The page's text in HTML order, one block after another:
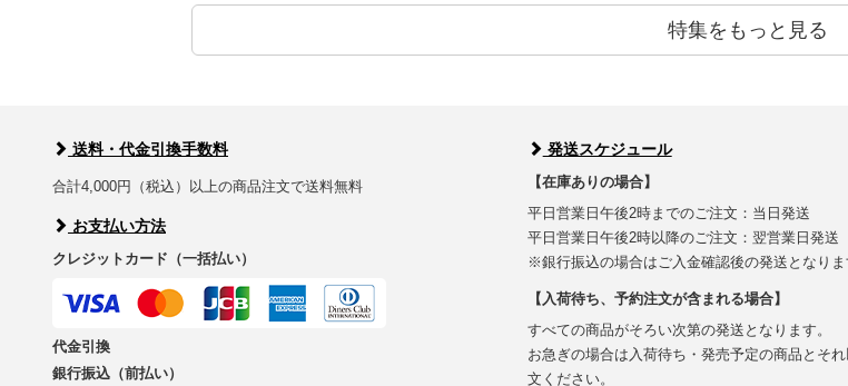
特集をもっと見る
送料・代金引換手数料
合計4,000円（税込）以上の商品注文で送料無料
お支払い方法
クレジットカード（一括払い）
代金引換
銀行振込（前払い）
発送スケジュール
【在庫ありの場合】
平日営業日午後2時までのご注文：当日発送
平日営業日午後2時以降のご注文：翌営業日発送
※銀行振込の場合はご入金確認後の発送となりま
【入荷待ち、予約注文が含まれる場合】
すべての商品がそろい次第の発送となります。
お急ぎの場合は入荷待ち・発売予定の商品とそ
文ください。